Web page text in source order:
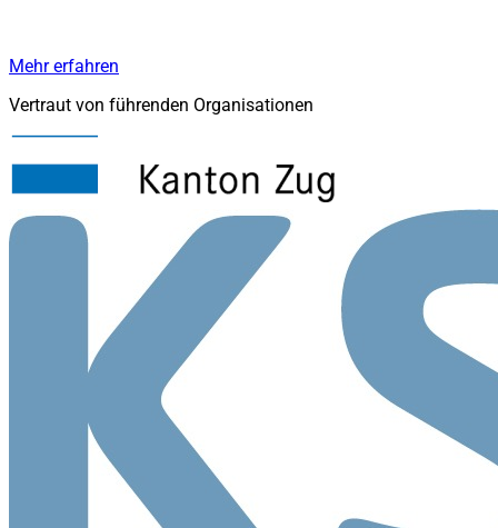
Mehr erfahren
Vertraut von führenden Organisationen